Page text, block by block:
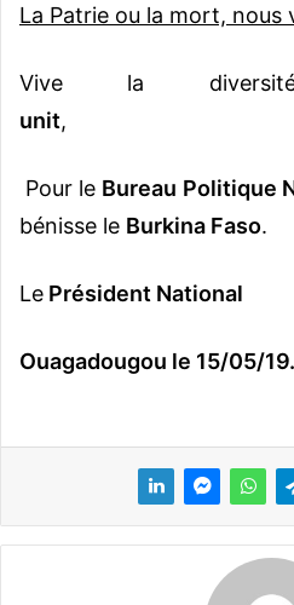
La Patrie ou la mort, nous
Vive la
unit
Pour le Bureau Politique
bénisse le Burkina Faso.
Le Président National
Ouagadougou le 15/05/19.